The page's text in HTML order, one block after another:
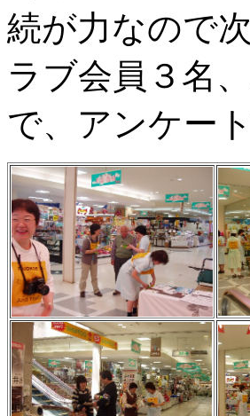
続が力なので
ラブ会員３名
で、アンケー